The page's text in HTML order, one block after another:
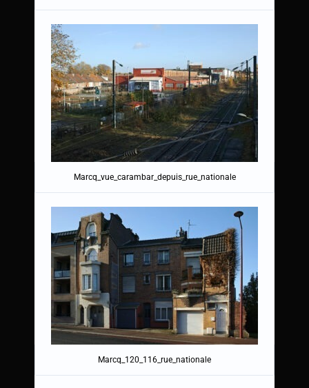
Marcq_vue_carambar_depuis_rue_nationale
Marcq_120_116_rue_nationale